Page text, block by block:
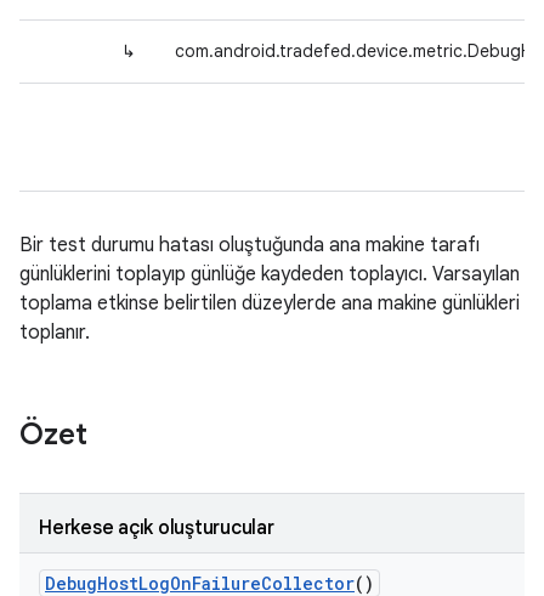
↳
Bir test durumu hatası oluştuğunda ana makine tarafı
günlüklerini toplayıp günlüğe kaydeden toplayıcı. Varsayılan
toplama etkinse belirtilen düzeylerde ana makine günlükleri
toplanır.
Özet
Herkese açık oluşturucular
DebugHostLogOnFailureCollector()